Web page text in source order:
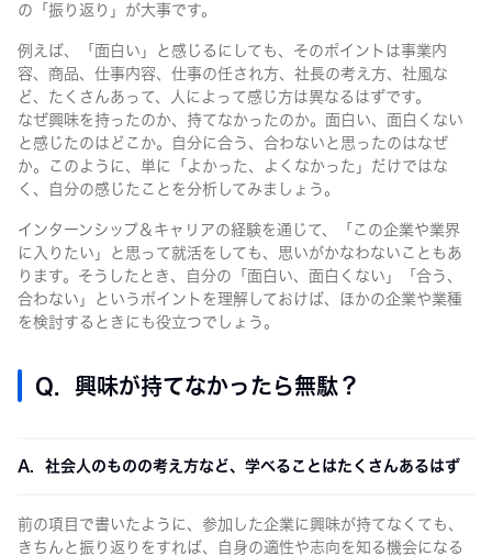
の「振り返り」が大事です。
例えば、「面白い」と感じるにしても、そのポイントは事業内
容、商品、仕事内容、仕事の任され方、社長の考え方、社風な
ど、たくさんあって、人によって感じ方は異なるはずです。
なぜ興味を持ったのか、持てなかったのか。面白い、面白くない
と感じたのはどこか。自分に合う、合わないと思ったのはなぜ
か。このように、単に「よかった、よくなかった」だけではな
く、自分の感じたことを分析してみましょう。
インターンシップ＆キャリアの経験を通じて、「この企業や業界
に入りたい」と思って就活をしても、思いがかなわないこともあ
ります。そうしたとき、自分の「面白い、面白くない」「合う、
合わない」というポイントを理解しておけば、ほかの企業や業種
を検討するときにも役立つでしょう。
Q. 興味が持てなかったら無駄？
A. 社会人のものの考え方など、学べることはたくさんあるはず
前の項目で書いたように、参加した企業に興味が持てなくても、
きちんと振り返りをすれば、自身の適性や志向を知る機会になる